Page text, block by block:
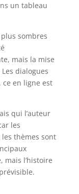
un tableau
sombres
mais la mise
dialogues
en ligne est
qui l’auteur
les
thèmes sont
mais l’histoire